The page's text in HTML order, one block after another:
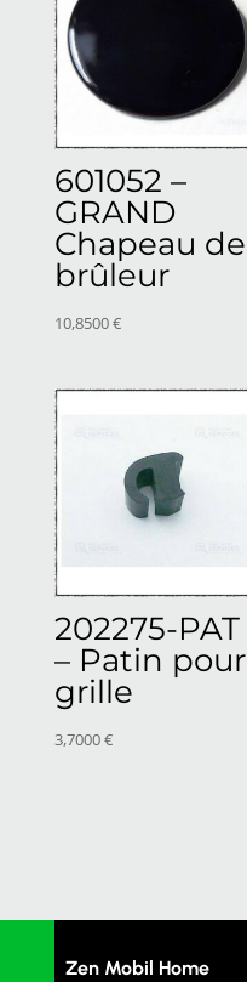
601052 –
GRAND
Chapeau de
brûleur
10,8500€
202275-PAT
– Patin pour
grille
3,7000€
Zen Mobil Home